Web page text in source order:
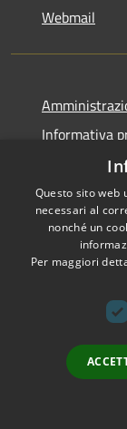
Webmail
Informativa
Questo sito web
necessari al
nonché un
Per maggiori